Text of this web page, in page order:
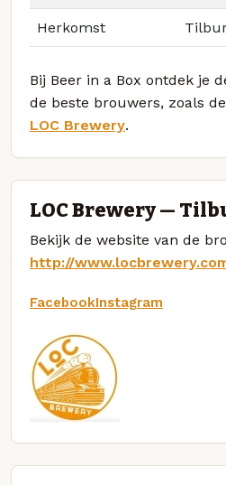
Herkomst
Bij Beer in a Box ontdek je
de beste brouwers, zoals
LOC Brewery.
LOC Brewery —
Bekijk de website van de
http://
FacebookInstagram